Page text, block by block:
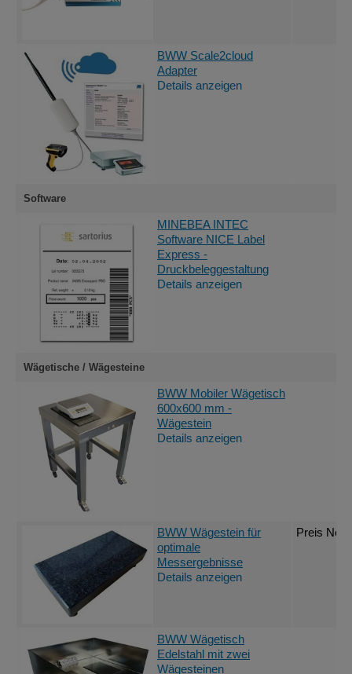
BWW Scale2cloud
Adapter
Details anzeigen
Software
MINEBEA INTEC
Software NICE Label
Express -
Druckbeleggestaltung
Details anzeigen
Wägetische / Wägesteine
BWW Mobiler Wägetisch
600x600 mm -
Wägestein
Details anzeigen
BWW Wägestein für
optimale
Messergebnisse
Details anzeigen
Preis
BWW Wägetisch
Edelstahl mit zwei
Wägesteinen